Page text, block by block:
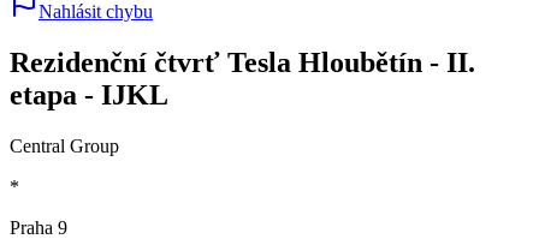
Nahlásit chybu
Rezidenční čtvrť Tesla Hloubětín - II.
etapa - IJKL
Central Group
*
Praha 9